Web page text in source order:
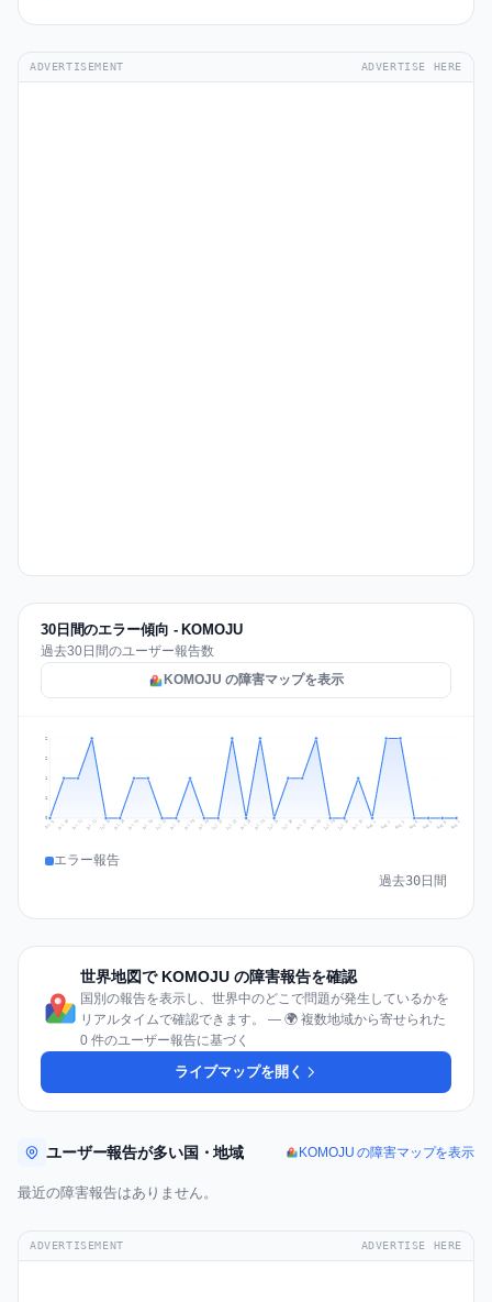
ADVERTISEMENT ADVERTISE HERE
30日間のエラー傾向 - KOMOJU
過去30日間のユーザー報告数
KOMOJU の障害マップを表示
1
1
2
2
Jul 9 Jul 10 Jul 11 Jul 12 Jul 13 Jul 14 Jul 15 Jul 16 Jul 17 Jul 18 Jul 19 Jul 20 Jul 21 Jul 22 Jul 23 Jul 24 Jul 25 Jul 26 Jul 27 Jul 28 Jul 29 Jul 30 Jul 31 Aug 1 Aug 2 Aug 3 Aug 4 Aug 5 Aug 6 Aug 7
エラー報告
過去30日間
世界地図で KOMOJU の障害報告を確認
国別の報告を表示し、世界中のどこで問題が発生しているかを
リアルタイムで確認できます。 — 🌍 複数地域から寄せられた
0 件のユーザー報告に基づく
ライブマップを開く
ユーザー報告が多い国・地域 KOMOJU の障害マップを表示
最近の障害報告はありません。
ADVERTISEMENT ADVERTISE HERE